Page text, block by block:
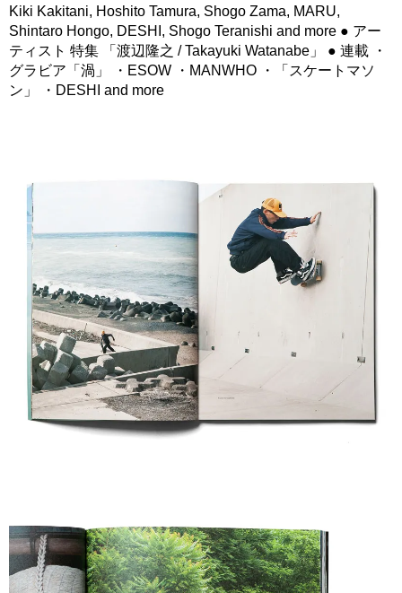
Kiki Kakitani, Hoshito Tamura, Shogo Zama, MARU,
Shintaro Hongo, DESHI, Shogo Teranishi and more ● アー
ティスト 特集 「渡辺隆之 / Takayuki Watanabe」 ● 連載 ・
グラビア「渦」 ・ESOW ・MANWHO ・「スケートマソ
ン」 ・DESHI and more